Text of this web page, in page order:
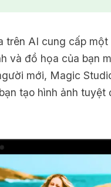
trên AI cung cấp
và đồ họa của bạn
mới, Magic
tạo hình ảnh tuyệt